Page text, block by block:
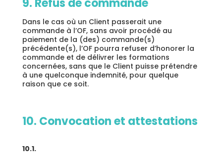
9. Refus de commande
Dans le cas où un Client passerait une
commande à l’OF, sans avoir procédé au
paiement de la (des) commande(s)
précédente(s), l’OF pourra refuser d’honorer la
commande et de délivrer les formations
concernées, sans que le Client puisse prétendre
à une quelconque indemnité, pour quelque
raison que ce soit.
10. Convocation et attestations
10.1.